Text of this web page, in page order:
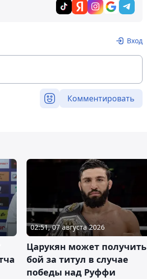
Вход
Комментировать
02:51, 07 августа 2026
Царукян может получить
бой за титул в случае
победы над Руффи